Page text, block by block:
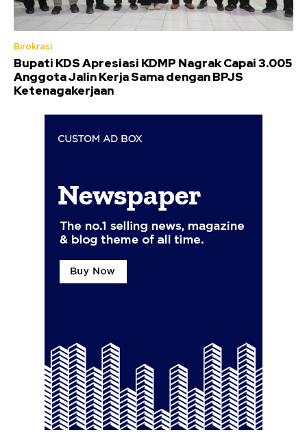
Birokrasi
Bupati KDS Apresiasi KDMP Nagrak Capai 3.005
Anggota Jalin Kerja Sama dengan BPJS
Ketenagakerjaan